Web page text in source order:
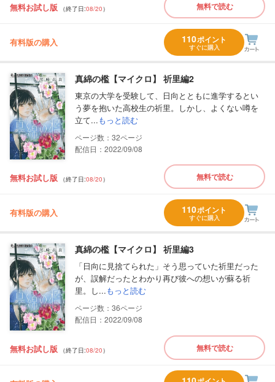
無料お試し版 （終了日:08/20） 無料で読む
有料版の購入 110ポイント
すぐに購入
真綿の檻【マイクロ】 祈里編2
東京の大学を受験して、日向とともに進学するとい
う夢を抱いた高校生の祈里。しかし、よくない噂を
立て...もっと読む
32
配信日：2022/09/08
無料お試し版 （終了日:08/20） 無料で読む
有料版の購入 110ポイント
すぐに購入
真綿の檻【マイクロ】 祈里編3
「日向に見捨てられた」そう思っていた祈里だった
が、誤解だったとわかり再び彼への想いが蘇る祈
里。し...もっと読む
36
配信日：2022/09/08
無料お試し版 （終了日:08/20） 無料で読む